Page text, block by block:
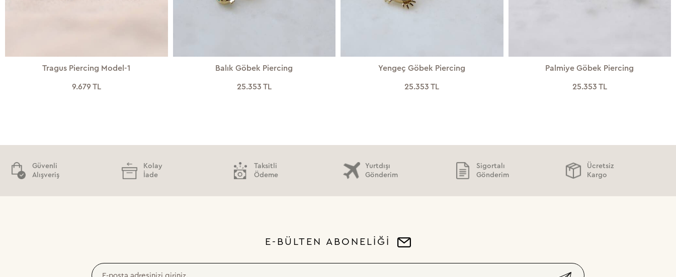
Tragus Piercing Model-1
9.679 TL
Balık Göbek Piercing
25.353 TL
Yengeç Göbek Piercing
25.353 TL
Palmiye Göbek Piercing
25.353 TL
Güvenli
Alışveriş
Kolay
İade
Taksitli
Ödeme
Yurtdışı
Gönderim
Sigortalı
Gönderim
Ücretsiz
Kargo
E-BÜLTEN ABONELİĞİ